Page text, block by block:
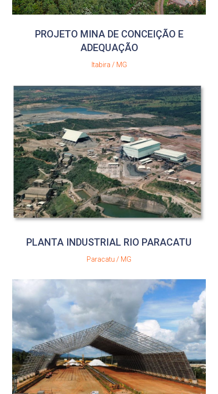
PROJETO MINA DE CONCEIÇÃO E
ADEQUAÇÃO
Itabira / MG
PLANTA INDUSTRIAL RIO PARACATU
Paracatu / MG